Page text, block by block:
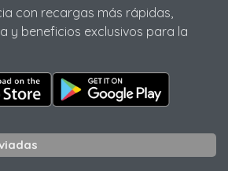
con recargas más rápidas,
y beneficios exclusivos para la